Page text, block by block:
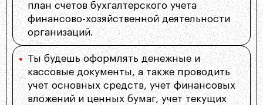
план счетов бухгалтерского учета
финансово-хозяйственной деятельности
организаций.
Ты будешь оформлять денежные и
кассовые документы, а также проводить
учет основных средств, учет финансовых
вложений и ценных бумаг, учет текущих